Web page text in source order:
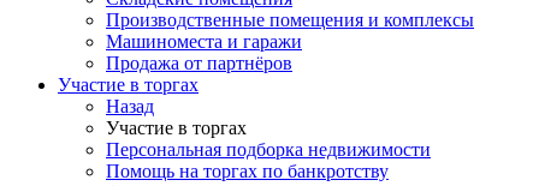
Производственные помещения и комплексы
Машиноместа и гаражи
Продажа от партнёров
Участие в торгах
Назад
Участие в торгах
Персональная подборка недвижимости
Помощь на торгах по банкротству